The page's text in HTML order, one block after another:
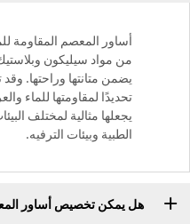
أساور المعصم المقاومة
من مواد سيليكون
يضمن متانتها وراحتها. وقد
تحديدًا لمقاومتها للماء
يجعلها مثالية لمختلف
الطبية وبيئات الترفيه.
هل يمكن تخصيص أساور